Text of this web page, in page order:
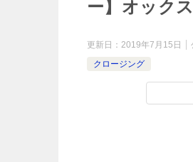
ー】オック
更新日： 2019年7月15日
クロージング